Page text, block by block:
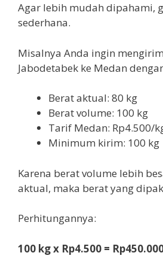
Agar lebih mudah dipahami,
sederhana.
Misalnya Anda ingin
Jabodetabek ke Medan
Berat aktual: 80 kg
Berat volume: 100 kg
Tarif Medan: Rp4.500/
Minimum kirim: 100 kg
Karena berat volume lebih
aktual, maka berat yang
Perhitungannya:
100 kg x Rp4.500 =